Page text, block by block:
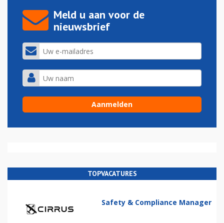
Meld u aan voor de
nieuwsbrief
TOPVACATURES
Safety & Compliance Manager